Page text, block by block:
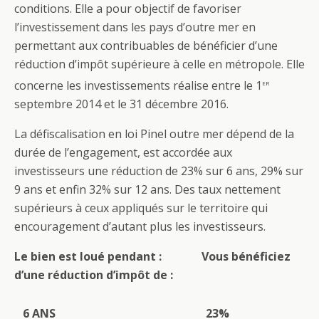
conditions. Elle a pour objectif de favoriser
l’investissement dans les pays d’outre mer en
permettant aux contribuables de bénéficier d’une
réduction d’impôt supérieure à celle en métropole. Elle
concerne les investissements réalise entre le 1 er
septembre 2014 et le 31 décembre 2016.
La défiscalisation en loi Pinel outre mer dépend de la
durée de l’engagement, est accordée aux
investisseurs une réduction de 23% sur 6 ans, 29% sur
9 ans et enfin 32% sur 12 ans. Des taux nettement
supérieurs à ceux appliqués sur le territoire qui
encouragement d’autant plus les investisseurs.
Le bien est loué pendant : Vous bénéficiez
d’une réduction d’impôt de :
6 ANS 23%